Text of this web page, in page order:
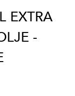
EXTRA
-